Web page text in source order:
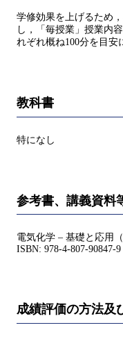
学修効果を上げるため
し，「毎授業」授業内
れぞれ概ね100分を目安
教科書
特になし
参考書、講義資料
電気化学 – 基礎と応用
ISBN: 978-4-807-90847-9
成績評価の方法及